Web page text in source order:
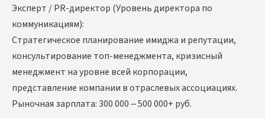
Эксперт / PR-директор (Уровень директора по
коммуникациям):
Стратегическое планирование имиджа и репутации,
консультирование топ-менеджмента, кризисный
менеджмент на уровне всей корпорации,
представление компании в отраслевых ассоциациях.
Рыночная зарплата: 300 000 – 500 000+ руб.